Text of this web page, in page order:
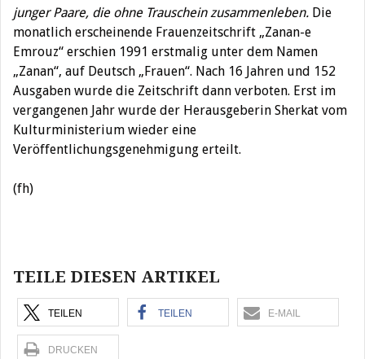
junger Paare, die ohne Trauschein zusammenleben. Die
monatlich erscheinende Frauenzeitschrift „Zanan-e
Emrouz“ erschien 1991 erstmalig unter dem Namen
„Zanan“, auf Deutsch „Frauen“. Nach 16 Jahren und 152
Ausgaben wurde die Zeitschrift dann verboten. Erst im
vergangenen Jahr wurde der Herausgeberin Sherkat vom
Kulturministerium wieder eine
Veröffentlichungsgenehmigung erteilt.
(fh)
TEILE DIESEN ARTIKEL
TEILEN TEILEN E-MAIL
DRUCKEN